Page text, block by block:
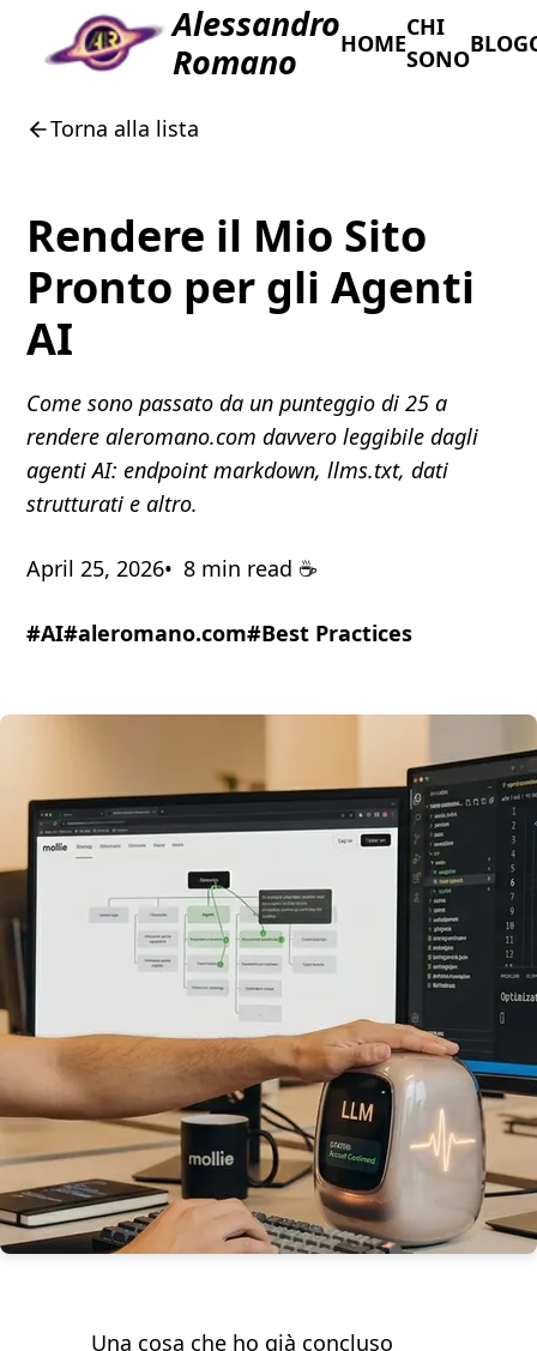
Alessandro
Romano
HOME
CHI
SONO
BLOG
Torna alla lista
Rendere il Mio Sito
Pronto per gli Agenti
AI
Come sono passato da un punteggio di 25 a
rendere aleromano.com davvero leggibile dagli
agenti AI: endpoint markdown, llms.txt, dati
strutturati e altro.
April 25, 2026 8 min read ☕️
#AI#aleromano.com#Best Practices
Una cosa che ho già concluso